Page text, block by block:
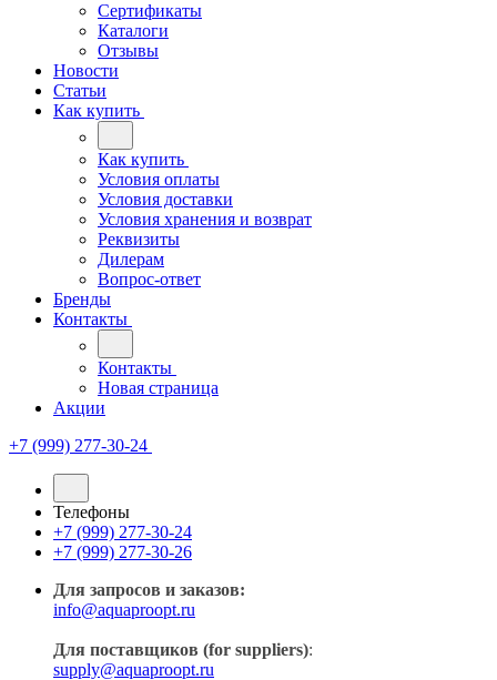
Сертификаты
Каталоги
Отзывы
Новости
Статьи
Как купить
Как купить
Условия оплаты
Условия доставки
Условия хранения и возврат
Реквизиты
Дилерам
Вопрос-ответ
Бренды
Контакты
Контакты
Новая страница
Акции
+7 (999) 277-30-24
Телефоны
+7 (999) 277-30-24
+7 (999) 277-30-26
Для запросов и заказов:
info@aquaproopt.ru
Для поставщиков (for suppliers):
supply@aquaproopt.ru